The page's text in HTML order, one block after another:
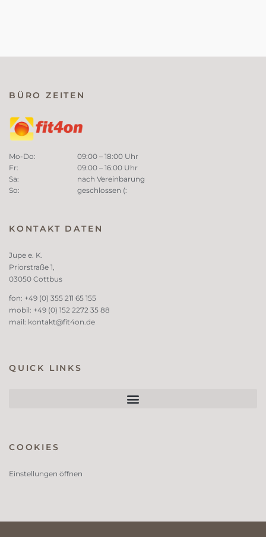
BÜRO ZEITEN
Mo-Do:
09:00 – 18:00 Uhr
Fr:
09:00 – 16:00 Uhr
Sa:
nach Vereinbarung
So:
geschlossen (:
KONTAKT DATEN
Jupe e. K.
Priorstraße 1,
03050 Cottbus
fon: +49 (0) 355 211 65 155
mobil: +49 (0) 152 2272 35 88
mail: kontakt@fit4on.de
QUICK LINKS
COOKIES
Einstellungen öffnen